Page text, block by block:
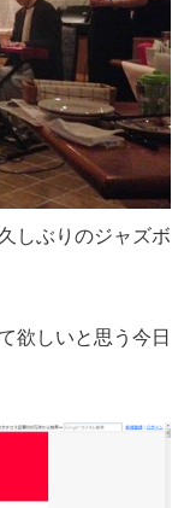
しぶりのジャズボ
欲しいと思う今日